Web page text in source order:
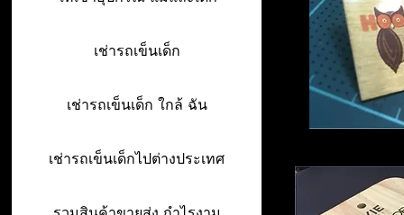
เช่ารถเข็นเด็ก
เช่ารถเข็นเด็ก ใกล้ ฉัน
เช่ารถเข็นเด็กไปต่างประเทศ